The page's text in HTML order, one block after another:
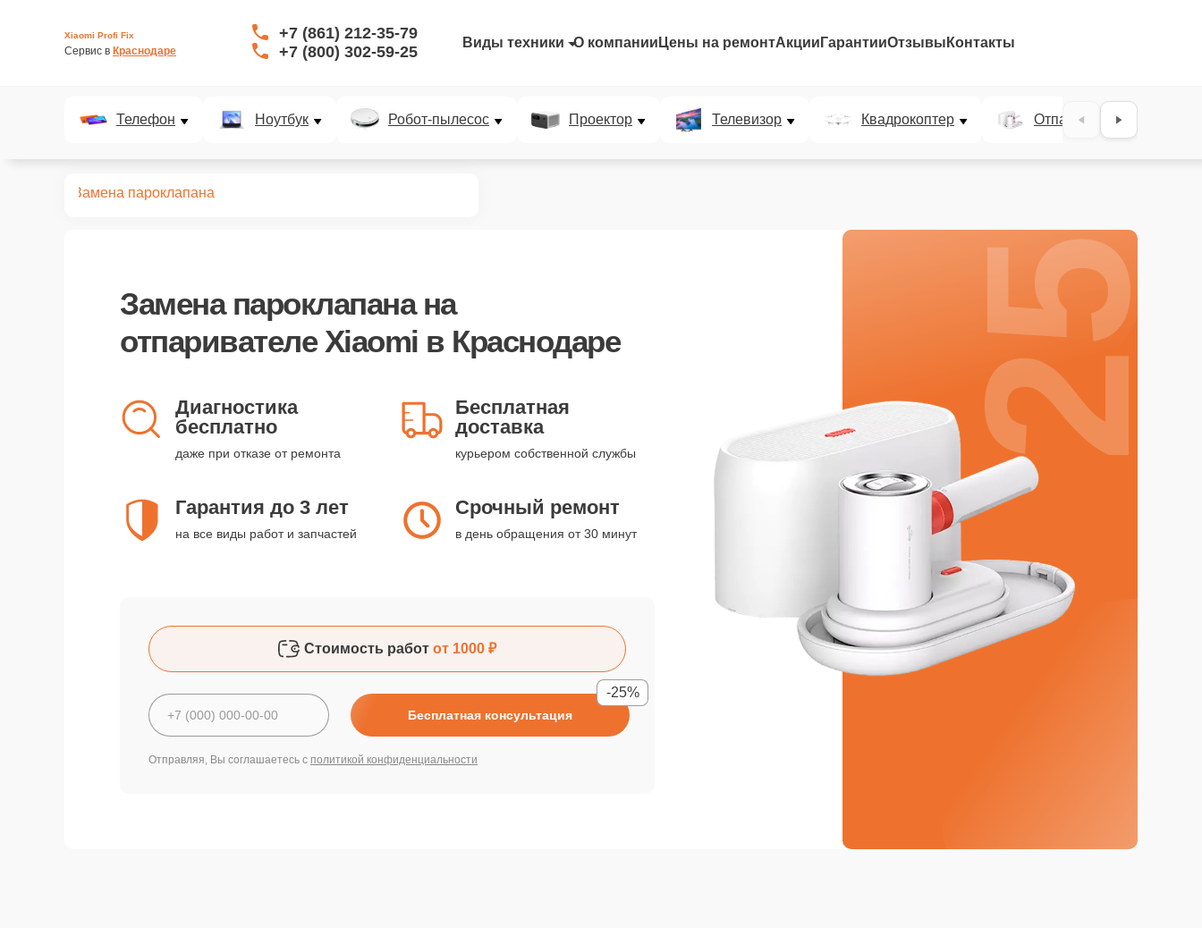
Xiaomi Profi Fix
Сервис в Краснодаре
+7 (861) 212-35-79
+7 (800) 302-59-25
Виды техники О компании Цены на ремонтАкции ГарантииОтзывы Контакты
Телефон Ноутбук Робот-пылесос Проектор Телевизор Квадрокоптер Отпариватель
Замена пароклапана
Замена пароклапанана
отпаривателе Xiaomi в Краснодаре
Диагностика
бесплатно
даже при отказе от ремонта
Бесплатная
доставка
курьером собственной службы
Гарантия до 3 лет
на все виды работ и запчастей
Срочный ремонт
в день обращения от 30 минут
Стоимость работ от 1000 ₽
Бесплатная консультация
-25%
Отправляя, Вы соглашаетесь с политикой конфиденциальности
25%